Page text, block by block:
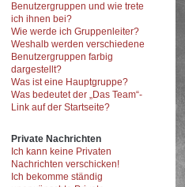
Benutzergruppen und wie trete
ich ihnen bei?
Wie werde ich Gruppenleiter?
Weshalb werden verschiedene
Benutzergruppen farbig
dargestellt?
Was ist eine Hauptgruppe?
Was bedeutet der „Das Team“-
Link auf der Startseite?
Private Nachrichten
Ich kann keine Privaten
Nachrichten verschicken!
Ich bekomme ständig